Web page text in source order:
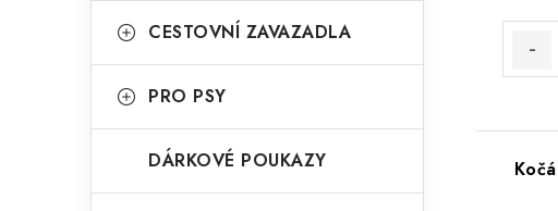
CESTOVNÍ ZAVAZADLA
PRO PSY
DÁRKOVÉ POUKAZY